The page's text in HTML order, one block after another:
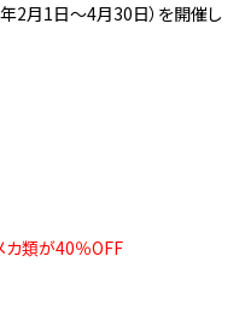
2月1日～4月30日）を開催し
カ類が40％OFF